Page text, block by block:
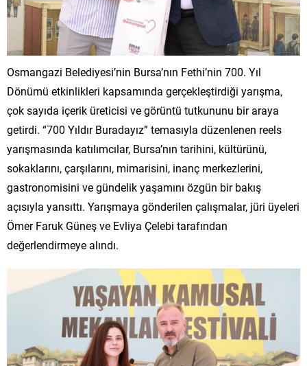
Osmangazi Belediyesi’nin Bursa’nın Fethi’nin 700. Yıl
Dönümü etkinlikleri kapsamında gerçekleştirdiği yarışma,
çok sayıda içerik üreticisi ve görüntü tutkununu bir araya
getirdi. “700 Yıldır Buradayız” temasıyla düzenlenen reels
yarışmasında katılımcılar, Bursa’nın tarihini, kültürünü,
sokaklarını, çarşılarını, mimarisini, inanç merkezlerini,
gastronomisini ve gündelik yaşamını özgün bir bakış
açısıyla yansıttı. Yarışmaya gönderilen çalışmalar, jüri üyeleri
Ömer Faruk Güneş ve Evliya Çelebi tarafından
değerlendirmeye alındı.